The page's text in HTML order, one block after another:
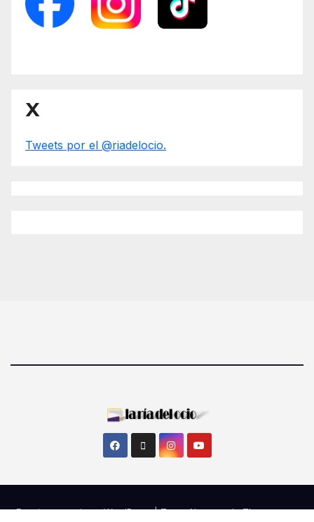
X
Tweets por el @riadelocio.
Funciona gracias a WordPress|Tema: Newsup deThemeansar